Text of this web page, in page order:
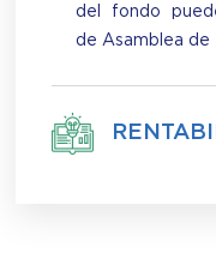
del fondo
de Asamblea de